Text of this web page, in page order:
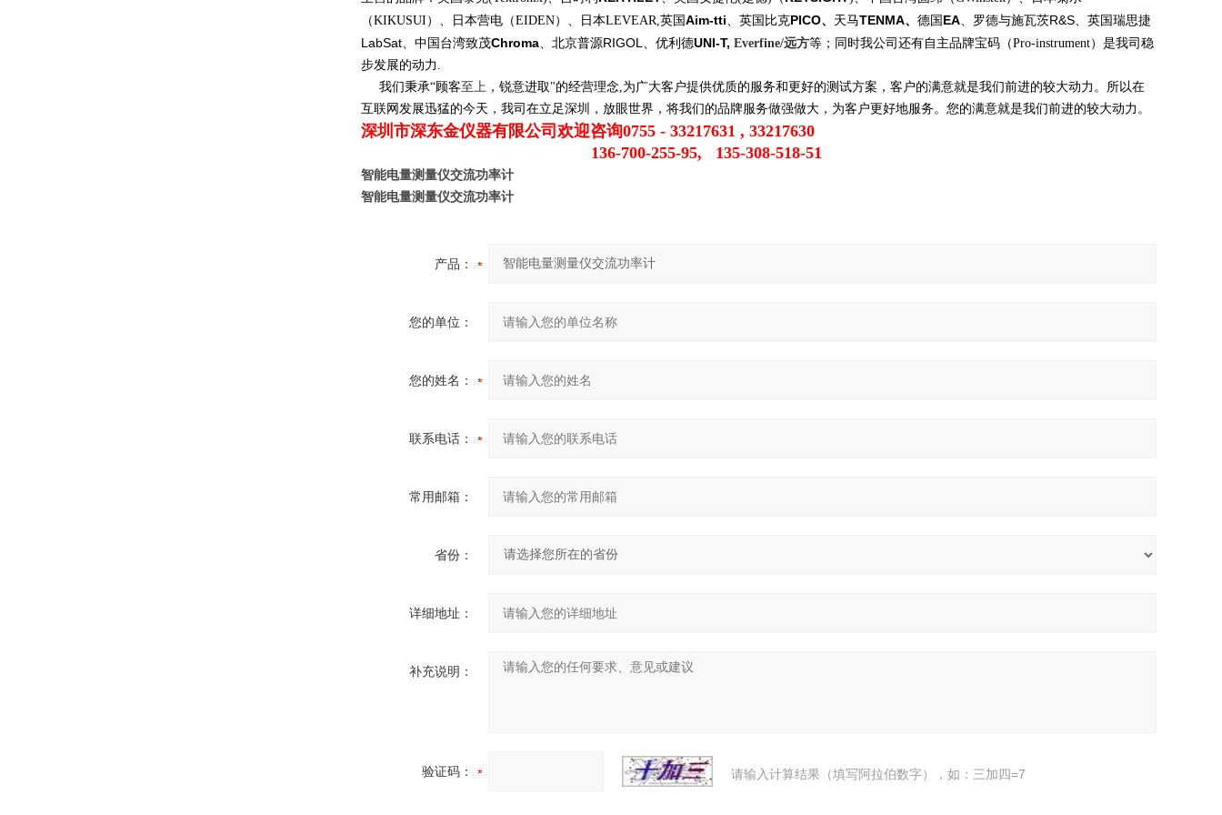
（KIKUSUI ）、日本营电（EIDEN）、日本LEVEAR,英国 Aim-tti、英国比克PICO、 天马TENMA、 德国 EA、 罗德与施瓦茨R&S、 英国瑞思捷
LabSat、中国台湾致茂Chroma、 北京普源RIGOL 、优利德UNI-T, Everfine/远方等；同时我公司还有自主品牌宝码（Pro-instrument）是我司稳
步发展的动力 .
我们秉承“顾客至上 ，锐意进取 "的经营理念,为广大客户提供优质的服务和更好的测试方案，客户的满意就是我们前进的较大动力。所以在
互联网发展迅猛的今天，我司在立足深圳，放眼世界，将我们的品牌服务做强做大，为客户更好地服务。您的满意就是我们前进的较大动力。
深圳市深东金仪器有限公司欢迎咨询0755 - 33217631 , 33217630
136-700-255-95,
135-308-518-51
智能电量测量仪交流功率计
智能电量测量仪交流功率计
产品：
您的单位：
您的姓名：
联系电话：
常用邮箱：
省份：
详细地址：
补充说明：
验证码： 请输入计算结果（填写阿拉伯数字），如：三加四=7